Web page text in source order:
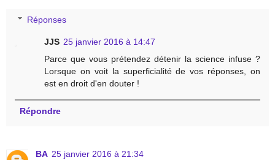
Réponses
JJS 25 janvier 2016 à 14:47
Parce que vous prétendez détenir la science infuse ?
Lorsque on voit la superficialité de vos réponses, on
est en droit d'en douter !
Répondre
BA 25 janvier 2016 à 21:34